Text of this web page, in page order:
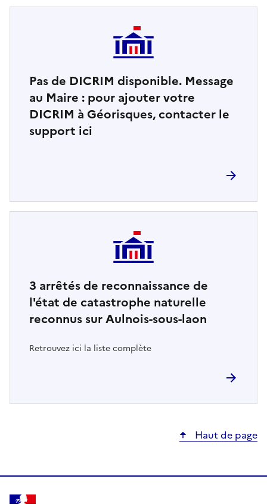
Pas de DICRIM disponible. Message
au Maire : pour ajouter votre
DICRIM à Géorisques, contacter le
support ici
3 arrêtés de reconnaissance de
l'état de catastrophe naturelle
reconnus sur Aulnois-sous-laon
Retrouvez ici la liste complète
Haut de page